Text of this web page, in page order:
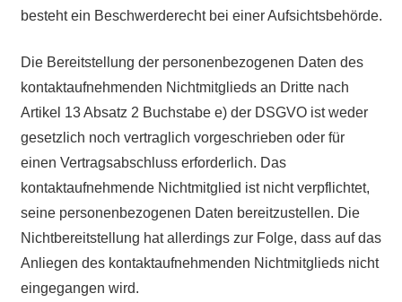
besteht ein Beschwerderecht bei einer Aufsichtsbehörde.
Die Bereitstellung der personenbezogenen Daten des
kontaktaufnehmenden Nichtmitglieds an Dritte nach
Artikel 13 Absatz 2 Buchstabe e) der DSGVO ist weder
gesetzlich noch vertraglich vorgeschrieben oder für
einen Vertragsabschluss erforderlich. Das
kontaktaufnehmende Nichtmitglied ist nicht verpflichtet,
seine personenbezogenen Daten bereitzustellen. Die
Nichtbereitstellung hat allerdings zur Folge, dass auf das
Anliegen des kontaktaufnehmenden Nichtmitglieds nicht
eingegangen wird.